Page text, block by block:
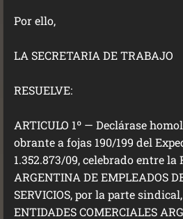
Por ello,
LA SECRETARIA DE TRABAJO
RESUELVE:
ARTICULO 1º — Declárase
obrante a fojas 190/199 del
1.352.873/09, celebrado entre la
ARGENTINA DE EMPLEADOS
SERVICIOS, por la parte
ENTIDADES COMERCIALES